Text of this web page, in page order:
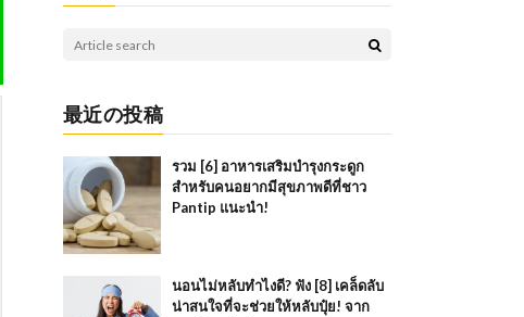
最近の投稿
รวม [6] อาหารเสริมบำรุงกระดูก
สำหรับคนอยากมีสุขภาพดีที่ชาว
Pantip แนะนำ!
นอนไม่หลับทำไงดี? ฟัง [8] เคล็ดลับ
น่าสนใจที่จะช่วยให้หลับปุ๋ย! จาก